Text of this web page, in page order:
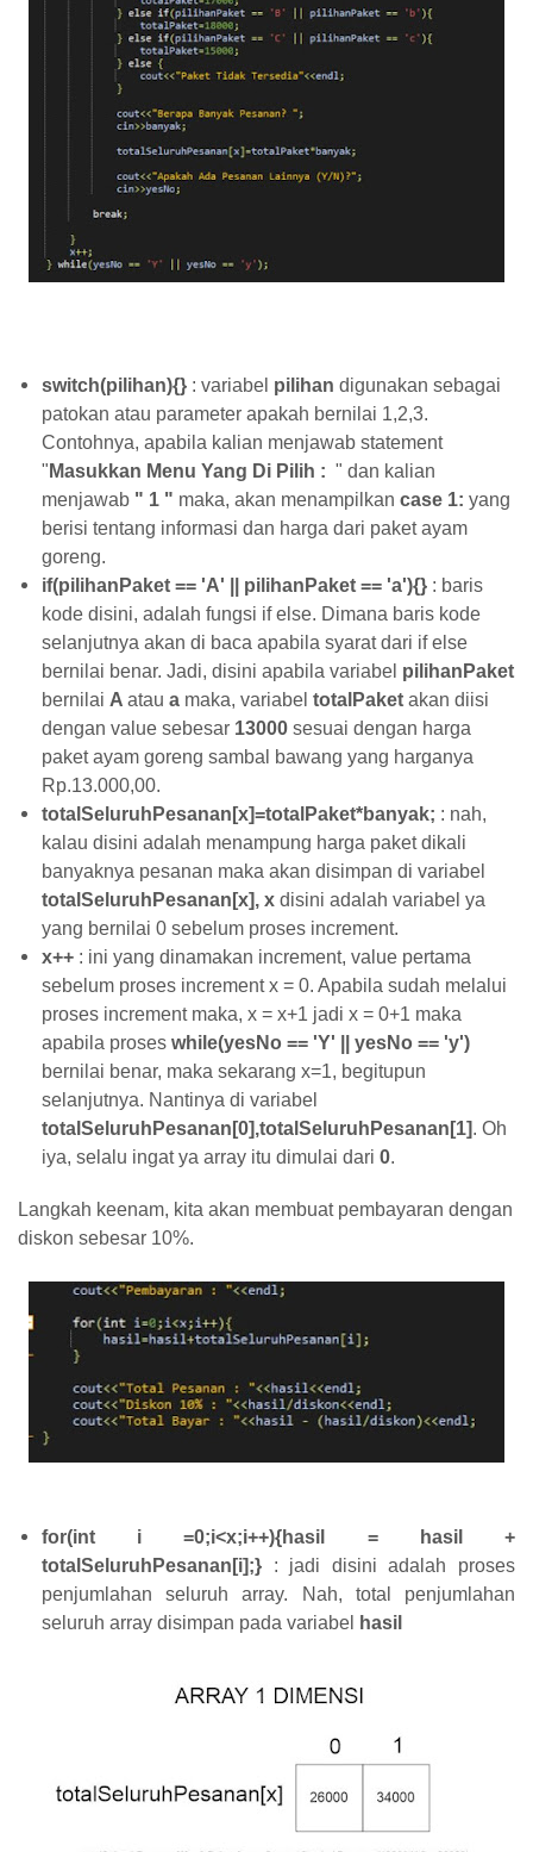
switch(pilihan){} : variabel pilihan digunakan sebagai
patokan atau parameter apakah bernilai 1,2,3.
Contohnya, apabila kalian menjawab statement
" Masukkan Menu Yang Di Pilih : " dan kalian
menjawab " 1 " maka, akan menampilkan case 1: yang
berisi tentang informasi dan harga dari paket ayam
goreng.
if(pilihanPaket == 'A' || pilihanPaket == 'a'){} : baris
kode disini, adalah fungsi if else. Dimana baris kode
selanjutnya akan di baca apabila syarat dari if else
bernilai benar. Jadi, disini apabila variabel pilihanPaket
bernilai A atau a maka, variabel totalPaket akan diisi
dengan value sebesar 13000 sesuai dengan harga
paket ayam goreng sambal bawang yang harganya
Rp.13.000,00.
totalSeluruhPesanan[x]=totalPaket*banyak; : nah,
kalau disini adalah menampung harga paket dikali
banyaknya pesanan maka akan disimpan di variabel
totalSeluruhPesanan[x], x disini adalah variabel ya
yang bernilai 0 sebelum proses increment.
x++ : ini yang dinamakan increment, value pertama
sebelum proses increment x = 0. Apabila sudah melalui
proses increment maka, x = x+1 jadi x = 0+1 maka
apabila proses while(yesNo == 'Y' || yesNo == 'y')
bernilai benar, maka sekarang x=1, begitupun
selanjutnya. Nantinya di variabel
totalSeluruhPesanan[0],totalSeluruhPesanan[1]. Oh
iya, selalu ingat ya array itu dimulai dari 0.
Langkah keenam, kita akan membuat pembayaran dengan
diskon sebesar 10%.
for(int i =0;i<x;i++){hasil = hasil +
totalSeluruhPesanan[i];} : jadi disini adalah proses
penjumlahan seluruh array. Nah, total penjumlahan
seluruh array disimpan pada variabel
hasil